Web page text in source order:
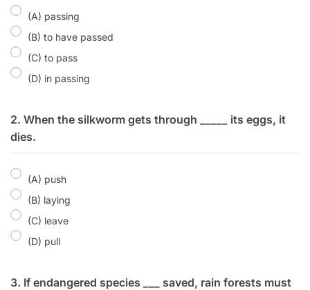
(A) passing
(B) to have passed
(C) to pass
(D) in passing
2. When the silkworm gets through _____ its eggs, it
dies.
(A) push
(B) laying
(C) leave
(D) pull
3. If endangered species ___ saved, rain forests must